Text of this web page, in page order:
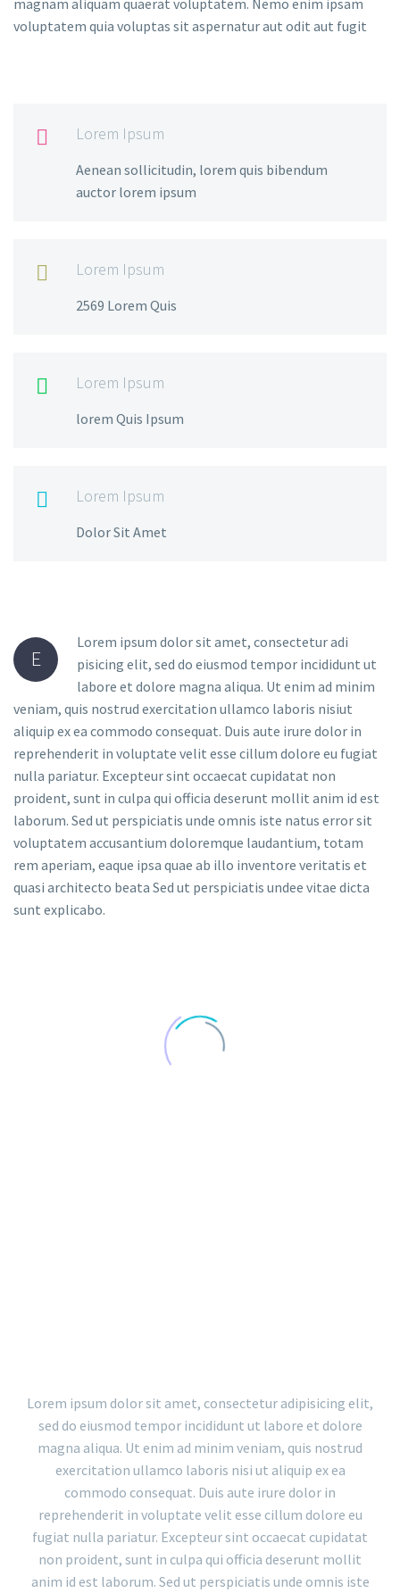
magnam aliquam quaerat voluptatem. Nemo enim ipsam
voluptatem quia voluptas sit aspernatur aut odit aut fugit
 Lorem Ipsum
Aenean sollicitudin, lorem quis bibendum
auctor lorem ipsum
 Lorem Ipsum
2569 Lorem Quis
 Lorem Ipsum
lorem Quis Ipsum
 Lorem Ipsum
Dolor Sit Amet
E
Lorem ipsum dolor sit amet, consectetur adi
pisicing elit, sed do eiusmod tempor incididunt ut
labore et dolore magna aliqua. Ut enim ad minim
veniam, quis nostrud exercitation ullamco laboris nisiut
aliquip ex ea commodo consequat. Duis aute irure dolor in
reprehenderit in voluptate velit esse cillum dolore eu fugiat
nulla pariatur. Excepteur sint occaecat cupidatat non
proident, sunt in culpa qui officia deserunt mollit anim id est
laborum. Sed ut perspiciatis unde omnis iste natus error sit
voluptatem accusantium doloremque laudantium, totam
rem aperiam, eaque ipsa quae ab illo inventore veritatis et
quasi architecto beata Sed ut perspiciatis undee vitae dicta
sunt explicabo.
Lorem ipsum dolor sit amet, consectetur adipisicing elit,
sed do eiusmod tempor incididunt ut labore et dolore
magna aliqua. Ut enim ad minim veniam, quis nostrud
exercitation ullamco laboris nisi ut aliquip ex ea
commodo consequat. Duis aute irure dolor in
reprehenderit in voluptate velit esse cillum dolore eu
fugiat nulla pariatur. Excepteur sint occaecat cupidatat
non proident, sunt in culpa qui officia deserunt mollit
anim id est laborum. Sed ut perspiciatis unde omnis iste